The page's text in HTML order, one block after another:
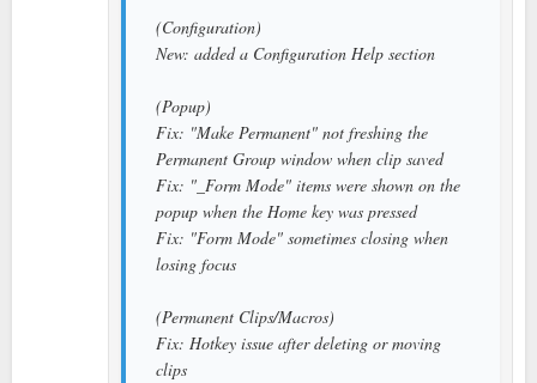
(Configuration)
New: added a Configuration Help section
(Popup)
Fix: "Make Permanent" not freshing the
Permanent Group window when clip saved
Fix: "_Form Mode" items were shown on the
popup when the Home key was pressed
Fix: "Form Mode" sometimes closing when
losing focus
(Permanent Clips/Macros)
Fix: Hotkey issue after deleting or moving
clips